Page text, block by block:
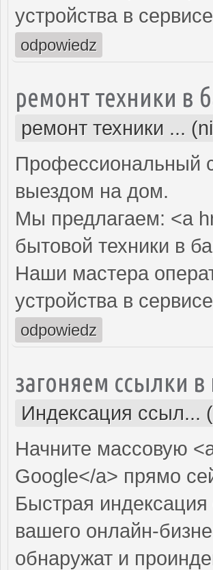
устройства в
odpowiedz
ремонт техники в
ремонт техники ...
Профессиональный
выездом на дом.
Мы предлагаем: <a
бытовой техники в
Наши мастера
устройства в
odpowiedz
загоняем ссылки в
Индексация ссыл...
Начните массовую
Google</a> прямо
Быстрая
вашего онлайн-
обнаружат и